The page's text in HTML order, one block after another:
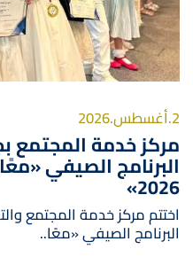
مركز خدمة المجتمع
البرنامج الصيفي
2026»
اختتم مركز خدمة المجتمع
البرنامج الصيفي «معًا..